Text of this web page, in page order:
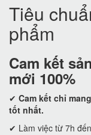
Tiêu
phẩm
Cam kết
mới 100%
✔ Cam kết chỉ
tốt nhất.
✔ Làm việc từ 7h